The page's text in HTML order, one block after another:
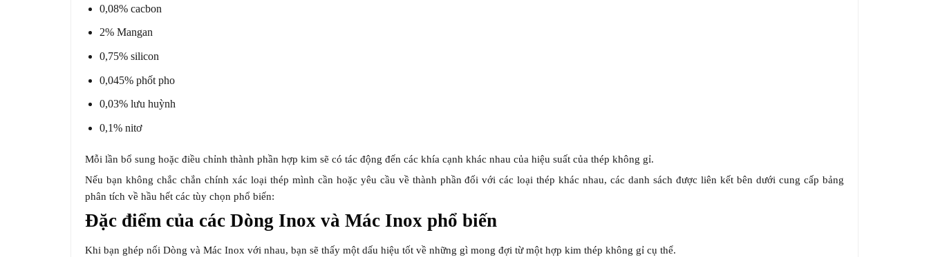
0,08% cacbon
2% Mangan
0,75% silicon
0,045% phốt pho
0,03% lưu huỳnh
0,1% nitơ
Mỗi lần bổ sung hoặc điều chỉnh thành phần hợp kim sẽ có tác động đến các khía cạnh khác nhau của hiệu suất của thép không gỉ.
Nếu bạn không chắc chắn chính xác loại thép mình cần hoặc yêu cầu về thành phần đối với các loại thép khác nhau, các danh sách được liên kết bên dưới cung cấp bảng
phân tích về hầu hết các tùy chọn phổ biến:
Đặc điểm của các Dòng Inox và Mác Inox phổ biến
Khi bạn ghép nối Dòng và Mác Inox với nhau, bạn sẽ thấy một dấu hiệu tốt về những gì mong đợi từ một hợp kim thép không gỉ cụ thể.